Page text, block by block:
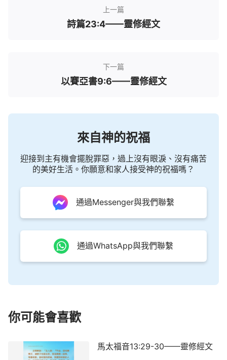
上一篇
詩篇23:4——靈修經文
下一篇
以賽亞書9:6——靈修經文
來自神的祝福
迎接到主有機會擺脫罪惡，過上沒有眼淚、沒有痛苦
的美好生活。你願意和家人接受神的祝福嗎？
通過Messenger與我們聯繫
通過WhatsApp與我們聯繫
你可能會喜歡
馬太福音13:29-30——靈修經文